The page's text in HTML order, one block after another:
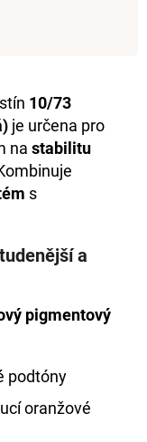
10/73
je určena pro
na stabilitu
s
a
pigmentový
podtóny
oranžové